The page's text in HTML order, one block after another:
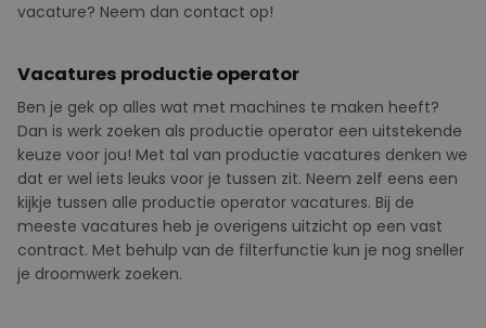
vacature? Neem dan contact op!
Vacatures productie operator
Ben je gek op alles wat met machines te maken heeft?
Dan is werk zoeken als productie operator een uitstekende
keuze voor jou! Met tal van productie vacatures denken we
dat er wel iets leuks voor je tussen zit. Neem zelf eens een
kijkje tussen alle productie operator vacatures. Bij de
meeste vacatures heb je overigens uitzicht op een vast
contract. Met behulp van de filterfunctie kun je nog sneller
je droomwerk zoeken.